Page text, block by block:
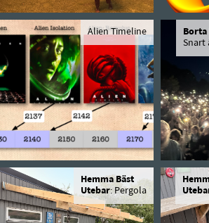
Alien Timeline
Borta
Snart
Hemma Bäst
Utebar: Pergola